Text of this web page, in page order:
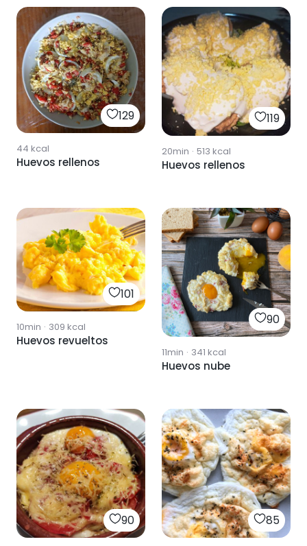
129
44 kcal
Huevos rellenos
119
20min · 513 kcal
Huevos rellenos
101
10min · 309 kcal
Huevos revueltos
90
11min · 341 kcal
Huevos nube
90 85